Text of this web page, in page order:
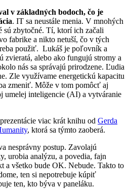
v základných bodoch, čo je
. IT sa neustále menia. V mnohých
sú zbytočné. Tí, ktorí ich začali
fabrike a nikto netuší, čo v tých
použiť. Lukáš je poľovník a
zvieratá, alebo ako fungujú stromy a
nás sa správajú prirodzene. Ľudia
Zle využívame energetickú kapacitu
zmeniť. Môže v tom pomôcť aj
umelej inteligencie (AI) a vytváranie
viac krát knihu od Gerda
, ktorá sa týmto zaoberá.
nesprávny postup. Zavolajú
urobia analýzu, a povedia, fajn
a všetko bude OK. Nebude. Takto to
ten si nepotrebuje kúpiť
ten, kto býva v paneláku.